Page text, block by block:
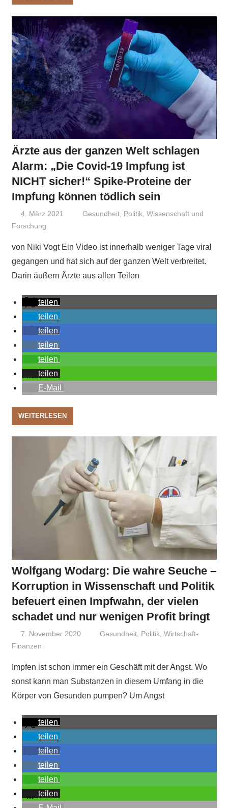
Ärzte aus der ganzen Welt schlagen
Alarm: „Die Covid-19 Impfung ist
NICHT sicher!“ Spike-Proteine der
Impfung können tödlich sein
4. März 2021 Niki Vogt
Gesundheit Politik ,Wissenschaft und
Forschung
von Niki Vogt Ein Video ist innerhalb weniger Tage viral
gegangen und hat sich auf der ganzen Welt verbreitet.
Darin äußern Ärzte aus allen Teilen
teilen
teilen
teilen
teilen
teilen
teilen
E-Mail
WEITERLESEN
Wolfgang Wodarg: Die wahre Seuche –
Korruption in Wissenschaft und Politik
befeuert einen Impfwahn, der vielen
schadet und nur wenigen Profit bringt
7. November 2020 Niki Vogt
Gesundheit Politik ,Wirtschaft-
Finanzen
Impfen ist schon immer ein Geschäft mit der Angst. Wo
sonst kann man Substanzen in diesem Umfang in die
Körper von Gesunden pumpen? Um Angst
teilen
teilen
teilen
teilen
teilen
teilen